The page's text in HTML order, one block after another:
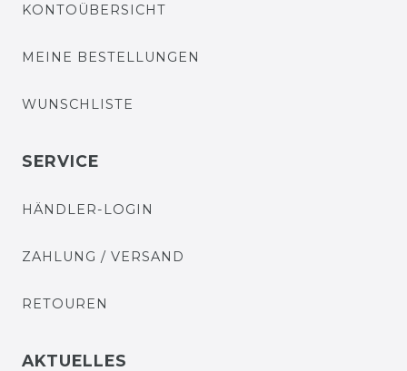
KONTOÜBERSICHT
MEINE BESTELLUNGEN
WUNSCHLISTE
SERVICE
HÄNDLER-LOGIN
ZAHLUNG / VERSAND
RETOUREN
AKTUELLES